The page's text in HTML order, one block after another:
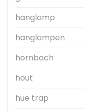
hanglamp
hanglampen
hornbach
hout
hue trap